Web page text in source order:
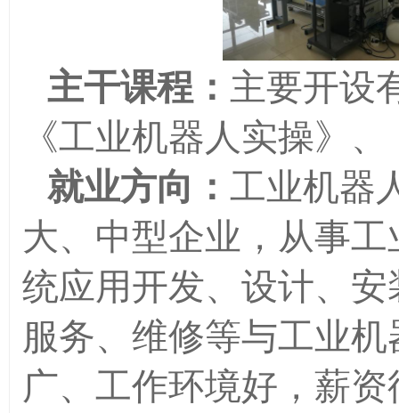
主干课程： 主要开设
《工业机器人实操》
就业方向： 工业机器
大、中型企业，从事
统应用开发、设计、
服务、维修等与工业
广、工作环境好，薪